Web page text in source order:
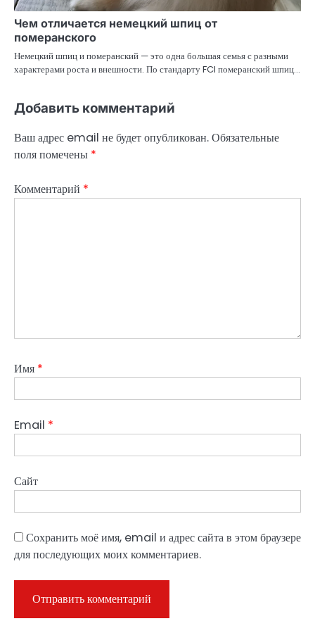
Чем отличается немецкий шпиц от
померанского
Немецкий шпиц и померанский — это одна большая семья с разными
характерами роста и внешности. По стандарту FCI померанский шпиц…
Добавить комментарий
Ваш адрес email не будет опубликован.Обязательные
поля помечены *
Комментарий *
Имя *
Email *
Сайт
Сохранить моё имя, email и адрес сайта в этом браузере
для последующих моих комментариев.